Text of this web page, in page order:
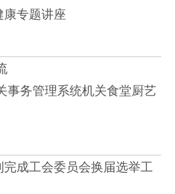
康专题讲座
务管理系统机关食堂厨艺
成工会委员会换届选举工